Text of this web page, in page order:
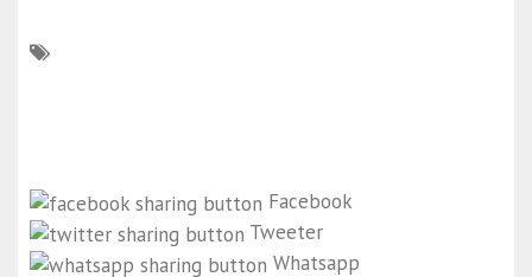
Facebook
Tweeter
Whatsapp